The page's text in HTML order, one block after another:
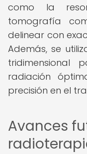
como la
tomografía
delinear con
Además, se
tridimensional
radiación
precisión en el
Avances